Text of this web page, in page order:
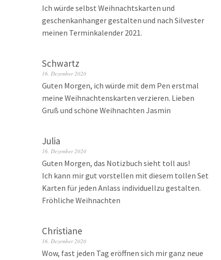
Ich würde selbst Weihnachtskarten und
geschenkanhanger gestalten und nach Silvester
meinen Terminkalender 2021.
Schwartz
16. Dezember 2020
Guten Morgen, ich würde mit dem Pen erstmal
meine Weihnachtenskarten verzieren. Lieben
Gruß und schöne Weihnachten Jasmin
Julia
16. Dezember 2020
Guten Morgen, das Notizbuch sieht toll aus!
Ich kann mir gut vorstellen mit diesem tollen Set
Karten für jeden Anlass individuellzu gestalten.
Fröhliche Weihnachten
Christiane
16. Dezember 2020
Wow, fast jeden Tag eröffnen sich mir ganz neue